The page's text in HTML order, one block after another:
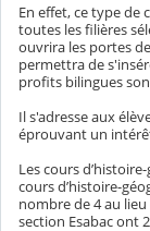
En effet, ce type de
toutes les filières
ouvrira les portes
permettra de
profits bilingues
Il s'adresse aux
éprouvant un
Les cours
cours d’histoire-
nombre de 4 au lieu
section Esabac ont